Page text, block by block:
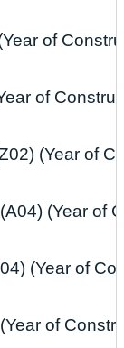
of
of
(Year of
(Year of
(Year of
of